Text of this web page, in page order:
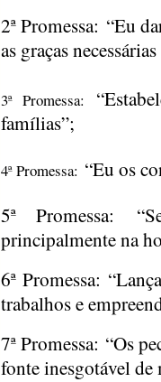
2ª Promessa: “Eu
as graças
3ª Promessa:
famílias”;
4ª Promessa: “Eu os
5ª Promessa:
principalmente na
6ª Promessa:
trabalhos e
7ª Promessa: “Os
fonte inesgotável de